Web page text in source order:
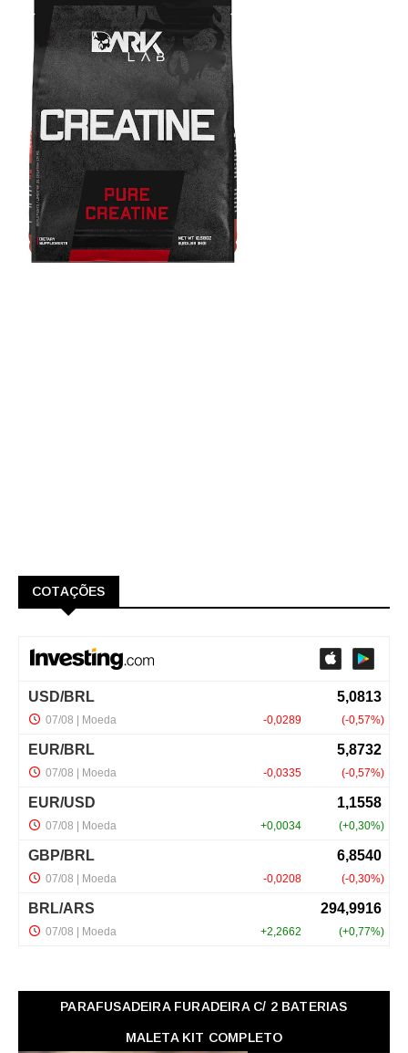
COTAÇÕES
PARAFUSADEIRA FURADEIRA C/ 2 BATERIAS
MALETA KIT COMPLETO